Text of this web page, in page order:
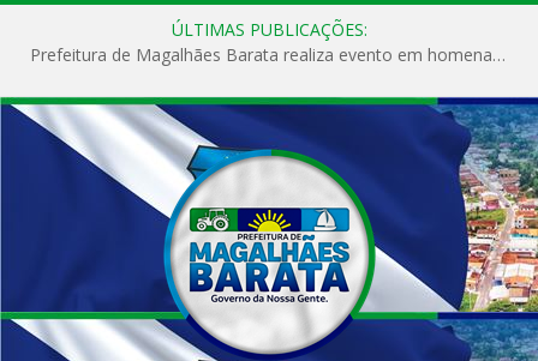
ÚLTIMAS PUBLICAÇÕES:
Prefeitura de Magalhães Barata realiza evento em homenagem ao Dia Internacional da Mulher